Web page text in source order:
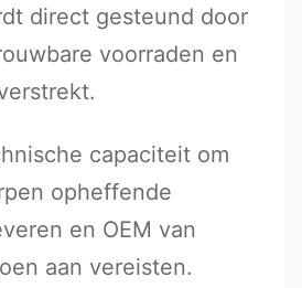
direct gesteund door
voorraden en
capaciteit om
opheffende
en OEM van
aan vereisten.